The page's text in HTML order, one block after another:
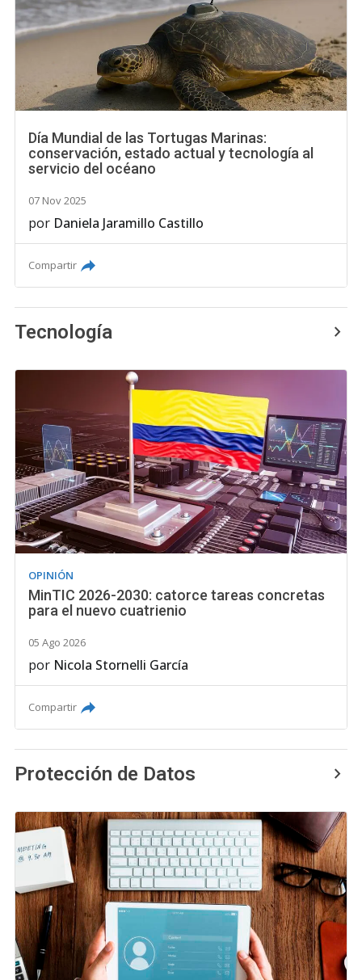
Día Mundial de las Tortugas Marinas:
conservación, estado actual y tecnología al
servicio del océano
07 Nov 2025
por Daniela Jaramillo Castillo
Compartir
Tecnología
OPINIÓN
MinTIC 2026-2030: catorce tareas concretas
para el nuevo cuatrienio
05 Ago 2026
por Nicola Stornelli García
Compartir
Protección de Datos